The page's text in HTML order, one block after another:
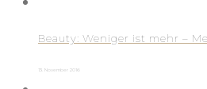
Beauty: Weniger ist mehr –
13. November 2016